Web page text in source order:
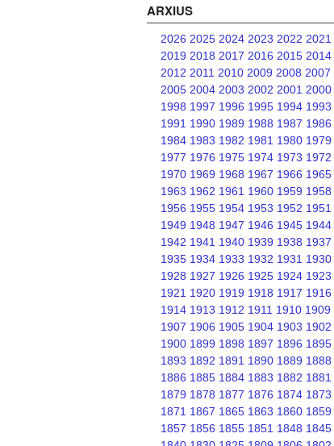
ARXIUS
2026 2025 2024 2023 2022 2021
2019 2018 2017 2016 2015 2014
2012 2011 2010 2009 2008 2007
2005 2004 2003 2002 2001 2000
1998 1997 1996 1995 1994 1993
1991 1990 1989 1988 1987 1986
1984 1983 1982 1981 1980 1979
1977 1976 1975 1974 1973 1972
1970 1969 1968 1967 1966 1965
1963 1962 1961 1960 1959 1958
1956 1955 1954 1953 1952 1951
1949 1948 1947 1946 1945 1944
1942 1941 1940 1939 1938 1937
1935 1934 1933 1932 1931 1930
1928 1927 1926 1925 1924 1923
1921 1920 1919 1918 1917 1916
1914 1913 1912 1911 1910 1909
1907 1906 1905 1904 1903 1902
1900 1899 1898 1897 1896 1895
1893 1892 1891 1890 1889 1888
1886 1885 1884 1883 1882 1881
1879 1878 1877 1876 1874 1873
1871 1867 1865 1863 1860 1859
1857 1856 1855 1851 1848 1845